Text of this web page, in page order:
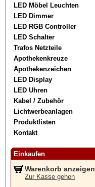
LED Möbel Leuchten
LED Dimmer
LED RGB Controller
LED Schalter
Trafos Netzteile
Apothekenkreuze
Apothekenzeichen
LED Display
LED Uhren
Kabel / Zubehör
Lichtwerbeanlagen
Produktlisten
Kontakt
Einkaufen
Warenkorb anzeigen
Zur Kasse gehen